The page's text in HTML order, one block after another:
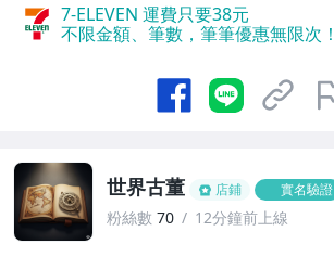
7-ELEVEN 運費只要38元
不限金額、筆數，筆筆優惠無限次！
世界古董 店鋪 實名驗證
粉絲數 70 12分鐘前上線